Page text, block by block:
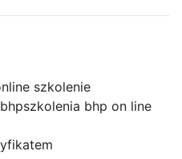
szkolenie
szkolenia bhp on line